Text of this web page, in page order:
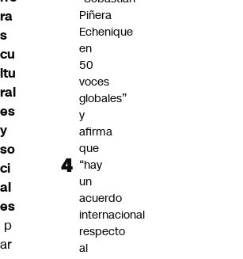
ra
s
cu
ltu
ral
es
y
so
ci
al
es
p
ar
Piñera
Echenique
en
50
voces
globales”
y
afirma
que
“hay
un
acuerdo
internacional
respecto
al